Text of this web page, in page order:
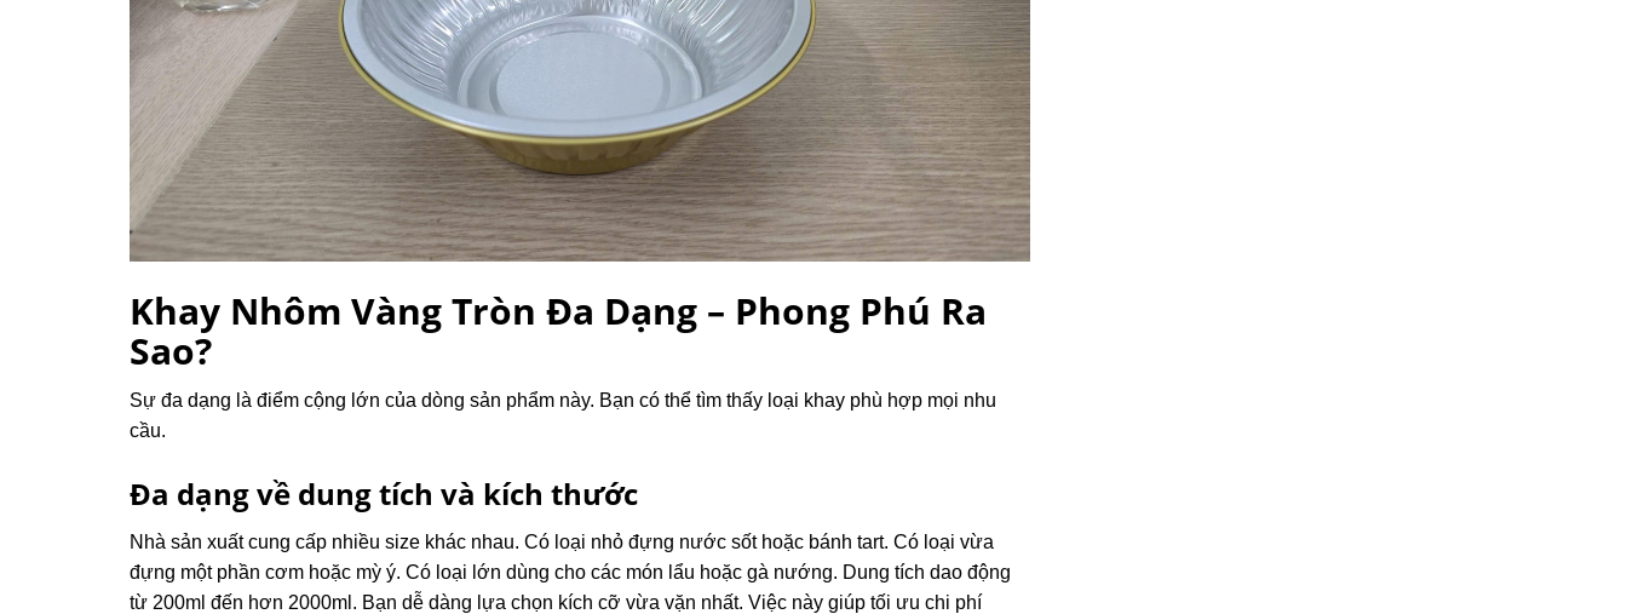
Khay Nhôm Vàng Tròn Đa Dạng – Phong Phú Ra
Sao?
Sự đa dạng là điểm cộng lớn của dòng sản phẩm này. Bạn có thể tìm thấy loại khay phù hợp mọi nhu
cầu.
Đa dạng về dung tích và kích thước
Nhà sản xuất cung cấp nhiều size khác nhau. Có loại nhỏ đựng nước sốt hoặc bánh tart. Có loại vừa
đựng một phần cơm hoặc mỳ ý. Có loại lớn dùng cho các món lẩu hoặc gà nướng. Dung tích dao động
từ 200ml đến hơn 2000ml. Bạn dễ dàng lựa chọn kích cỡ vừa vặn nhất. Việc này giúp tối ưu chi phí